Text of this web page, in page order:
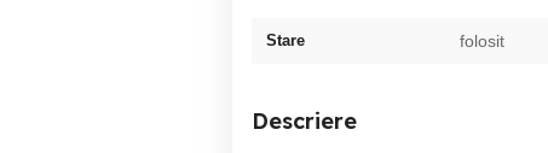
Stare folosit
Descriere